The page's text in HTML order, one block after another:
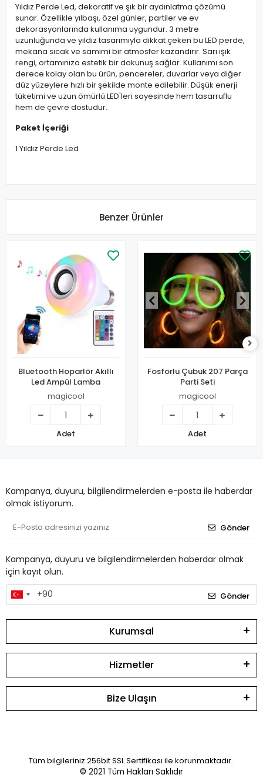
Yıldız Perde Led, dekoratif ve şık bir aydınlatma çözümü
sunar. Özellikle yılbaşı, özel günler, partiler ve ev
dekorasyonlarında kullanıma uygundur. 3 metre
uzunluğunda ve yıldız tasarımıyla dikkat çeken bu LED perde,
mekana sıcak ve samimi bir atmosfer kazandırır. Sarı ışık
rengi, ortamınıza estetik bir dokunuş sağlar. Kullanımı son
derece kolay olan bu ürün, pencereler, duvarlar veya diğer
düz yüzeylere hızlı bir şekilde monte edilebilir. Düşük enerji
tüketimi ve uzun ömürlü LED'leri sayesinde hem tasarruflu
hem de çevre dostudur.
Paket İçeriği
1 Yıldız Perde Led
Benzer Ürünler
Bluetooth Hoparlör Akıllı
Led Ampül Lamba
magicool
Adet
Fosforlu Çubuk 207 Parça
Parti Seti
magicool
Adet
Kampanya, duyuru, bilgilendirmelerden e-posta ile haberdar
olmak istiyorum.
Gönder
Kampanya, duyuru ve bilgilendirmelerden haberdar olmak
için kayıt olun.
Gönder
Kurumsal
Hizmetler
Bize Ulaşın
Tüm bilgileriniz 256bit SSL Sertifikası ile korunmaktadır.
© 2021 Tüm Hakları Saklıdır